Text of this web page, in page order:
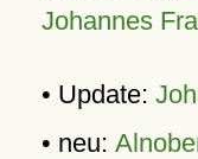
Johannes
• Update:
• neu: